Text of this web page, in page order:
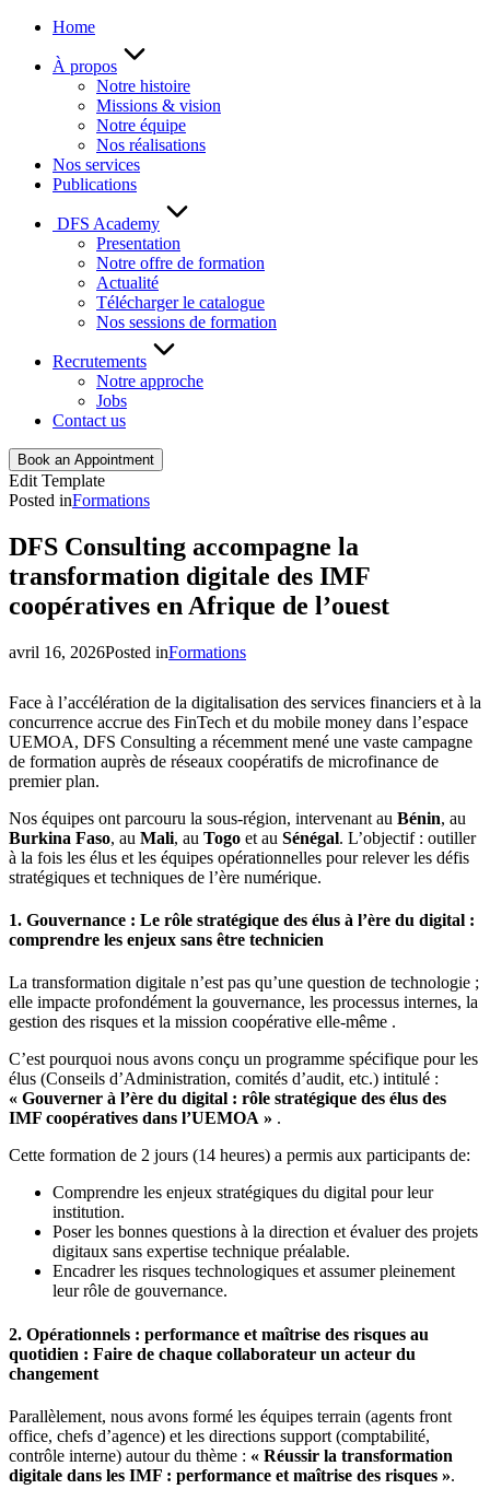
Home
À propos
Notre histoire
Missions & vision
Notre équipe
Nos réalisations
Nos services
Publications
DFS Academy
Presentation
Notre offre de formation
Actualité
Télécharger le catalogue
Nos sessions de formation
Recrutements
Notre approche
Jobs
Contact us
Book an Appointment
Edit Template
Posted inFormations
DFS Consulting accompagne la
transformation digitale des IMF
coopératives en Afrique de l’ouest
avril 16, 2026Posted inFormations
Face à l’accélération de la digitalisation des services financiers et à la
concurrence accrue des FinTech et du mobile money dans l’espace
UEMOA, DFS Consulting a récemment mené une vaste campagne
de formation auprès de réseaux coopératifs de microfinance de
premier plan.
Nos équipes ont parcouru la sous-région, intervenant au Bénin, au
Burkina Faso, au Mali, au Togo et au Sénégal. L’objectif : outiller
à la fois les élus et les équipes opérationnelles pour relever les défis
stratégiques et techniques de l’ère numérique.
1. Gouvernance : Le rôle stratégique des élus à l’ère du digital :
comprendre les enjeux sans être technicien
La transformation digitale n’est pas qu’une question de technologie ;
elle impacte profondément la gouvernance, les processus internes, la
gestion des risques et la mission coopérative elle-même .
C’est pourquoi nous avons conçu un programme spécifique pour les
élus (Conseils d’Administration, comités d’audit, etc.) intitulé :
« Gouverner à l’ère du digital : rôle stratégique des élus des
IMF coopératives dans l’UEMOA » .
Cette formation de 2 jours (14 heures) a permis aux participants de:
Comprendre les enjeux stratégiques du digital pour leur
institution.
Poser les bonnes questions à la direction et évaluer des projets
digitaux sans expertise technique préalable.
Encadrer les risques technologiques et assumer pleinement
leur rôle de gouvernance.
2. Opérationnels : performance et maîtrise des risques au
quotidien : Faire de chaque collaborateur un acteur du
changement
Parallèlement, nous avons formé les équipes terrain (agents front
office, chefs d’agence) et les directions support (comptabilité,
contrôle interne) autour du thème : « Réussir la transformation
digitale dans les IMF : performance et maîtrise des risques ».